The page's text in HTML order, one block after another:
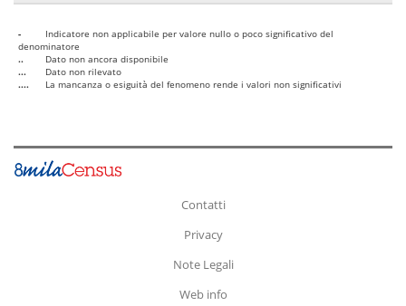
-
Indicatore non applicabile per valore nullo o poco significativo del
denominatore
..
Dato non ancora disponibile
...
Dato non rilevato
....
La mancanza o esiguità del fenomeno rende i valori non significativi
Contatti
Privacy
Note Legali
Web info